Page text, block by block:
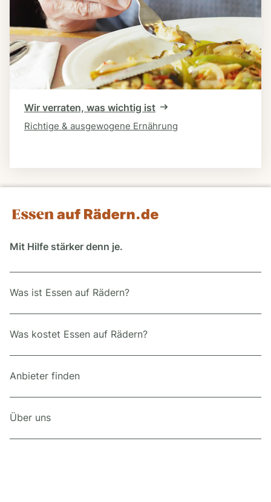
Wir verraten, was wichtig ist
Richtige & ausgewogene Ernährung
Mit Hilfe stärker denn je.
Was ist Essen auf Rädern?
Was kostet Essen auf Rädern?
Anbieter finden
Über uns